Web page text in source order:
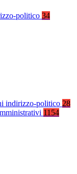
politico 34
indirizzo-politico 28
1154